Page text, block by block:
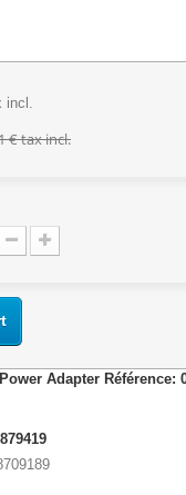
incl.
€tax incl.
Adapter Référence: